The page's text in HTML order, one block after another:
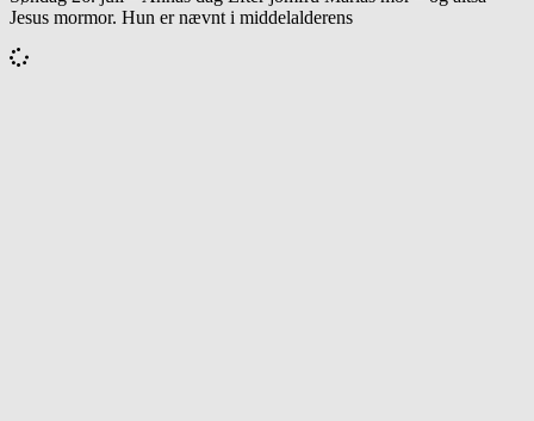
Jesus mormor. Hun er nævnt i middelalderens